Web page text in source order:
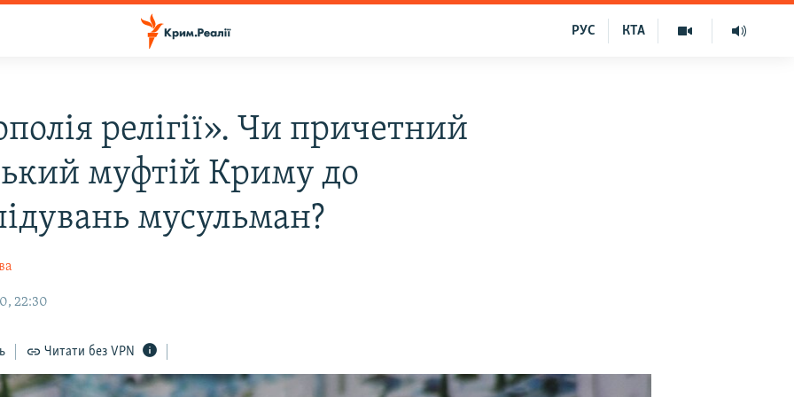
КТА
РУС
релігії». Чи причетний
муфтій Криму до
мусульман?
22:30
Читати без VPN